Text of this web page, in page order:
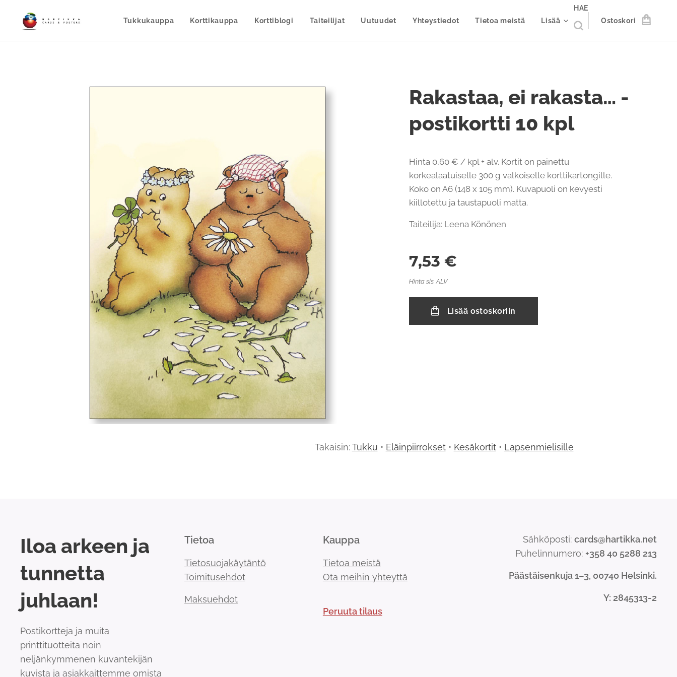
Tukkukauppa Korttikauppa Korttiblogi Taiteilijat Uutuudet Yhteystiedot Tietoa meistä Lisää
HAE
Ostoskori
Rakastaa, ei rakasta… -
postikortti 10 kpl
Hinta 0,60 € / kpl + alv. Kortit on painettu
korkealaatuiselle 300 g valkoiselle korttikartongille.
Koko on A6 (148 x 105 mm). Kuvapuoli on kevyesti
kiillotettu ja taustapuoli matta.
Taiteilija: Leena Könönen
7,53 €
Hinta sis. ALV
Lisää ostoskoriin
Takaisin:Tukku • Eläinpiirrokset• Kesäkortit• Lapsenmielisille
Iloa arkeen ja
tunnetta
juhlaan!
Postikortteja ja muita
printtituotteita noin
neljänkymmenen kuvantekijän
kuvista ja asiakkaittemme omista
Tietoa
Tietosuojakäytäntö
Toimitusehdot
Maksuehdot
Kauppa
Tietoa meistä
Ota meihin yhteyttä
Peruuta tilaus
Sähköposti: cards@hartikka.net
Puhelinnumero: +358 40 5288 213
Päästäisenkuja 1–3, 00740 Helsinki.
Y: 2845313-2